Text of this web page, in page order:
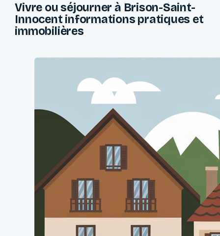
Vivre ou séjourner à Brison-Saint-
Innocent informations pratiques et
immobilières